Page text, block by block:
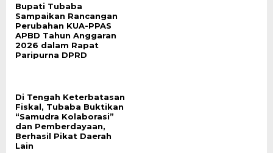
Bupati Tubaba
Sampaikan Rancangan
Perubahan KUA-PPAS
APBD Tahun Anggaran
2026 dalam Rapat
Paripurna DPRD
Di Tengah Keterbatasan
Fiskal, Tubaba Buktikan
“Samudra Kolaborasi”
dan Pemberdayaan,
Berhasil Pikat Daerah
Lain